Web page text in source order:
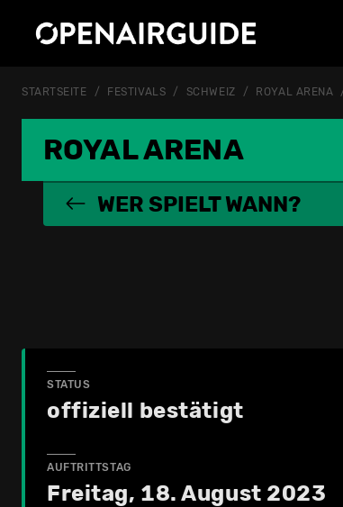
STARTSEITE FESTIVALS SCHWEIZ ROYAL ARENA
ROYAL ARENA
WER SPIELT WANN?
STATUS
offiziell bestätigt
AUFTRITTSTAG
Freitag, 18. August 2023